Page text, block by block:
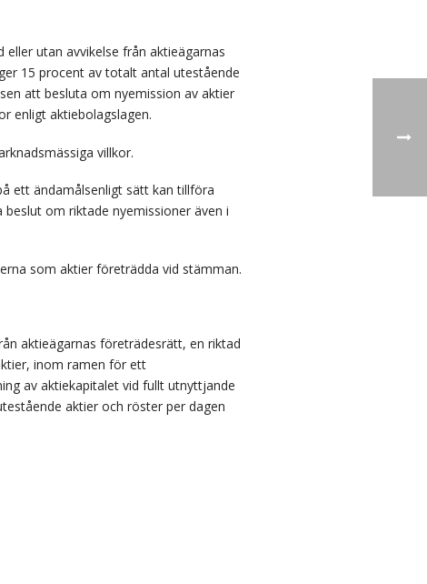
utan avvikelse från aktieägarnas
15 procent av totalt antal utestående
att besluta om nyemission av aktier
enligt aktiebolagslagen.
villkor.
ett ändamålsenligt sätt kan tillföra
om riktade nyemissioner även i
som aktier företrädda vid stämman.
aktieägarnas företrädesrätt, en riktad
inom ramen för ett
av aktiekapitalet vid fullt utnyttjande
aktier och röster per dagen